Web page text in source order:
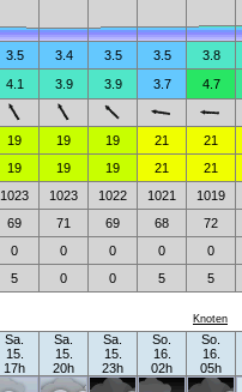
3.5 3.4 3.5 3.5 3.8
4.1 3.9 3.9 3.7 4.7
19 19 19 21 21
19 19 19 21 21
1023 1023 1022 1021 1019
69 71 69 68 72
0 0 0 0 0
5 0 0 5 5
Knoten
Sa.
15.
17h
Sa.
15.
20h
Sa.
15.
23h
So.
16.
02h
So.
16.
05h